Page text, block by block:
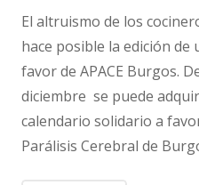
El altruismo de los
hace posible la edición
favor de APACE Burgos.
diciembre se puede
calendario solidario a
Parálisis Cerebral de